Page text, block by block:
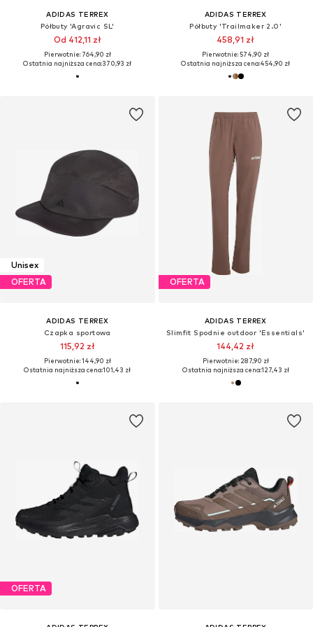
ADIDAS TERREX
Półbuty 'Agravic SL'
Od 412,11 zł
Pierwotnie: 764,90 zł
Ostatnia najniższa cena:370,93 zł
ADIDAS TERREX
Półbuty 'Trailmaker 2.0'
458,91 zł
Pierwotnie: 574,90 zł
Ostatnia najniższa cena:454,90 zł
Unisex
OFERTA
ADIDAS TERREX
Czapka sportowa
115,92 zł
Pierwotnie: 144,90 zł
Ostatnia najniższa cena:101,43 zł
OFERTA
ADIDAS TERREX
Slimfit Spodnie outdoor 'Essentials'
144,42 zł
Pierwotnie: 287,90 zł
Ostatnia najniższa cena:127,43 zł
OFERTA